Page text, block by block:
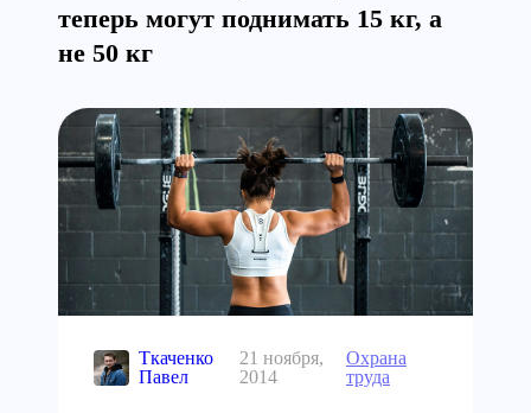
теперь могут поднимать 15 кг, а
не 50 кг
Ткаченко
Павел
21 ноября,
2014
Охрана
труда